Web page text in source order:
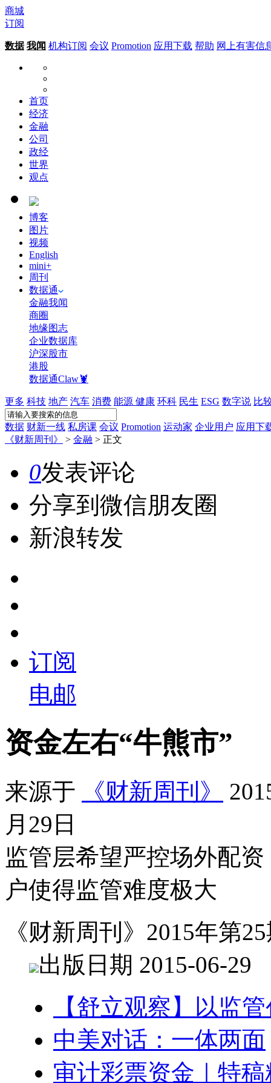
商城
订阅
数据 我闻 机构订阅 会议 Promotion 应用下载 帮助 网上有害信
首页
经济
金融
公司
政经
世界
观点
博客
图片
视频
English
mini+
周刊
数据通
金融我闻
商圈
地缘图志
企业数据库
沪深股市
港股
数据通Claw🦞
更多 科技 地产 汽车 消费 能源 健康 环科 民生 ESG 数字说 比
数据 财新一线 私房课 会议 Promotion 运动家 企业用户 应用下
《财新周刊》
> 金融 > 正文
0发表评论
分享到微信朋友圈
新浪转发
订阅
电邮
资金左右“牛熊市”
来源于 《财新周刊》
月29日
监管层希望严控场外配
户使得监管难度极大
《财新周刊》2015年第
出版日期 2015-06-29
【舒立观察】以监
中美对话：一体两面
审计彩票资金｜特稿